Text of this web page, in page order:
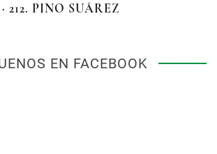
· 212. PINO SUÁREZ
EN FACEBOOK